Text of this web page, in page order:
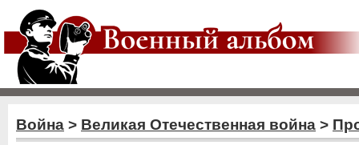
Война > Великая Отечественная война >